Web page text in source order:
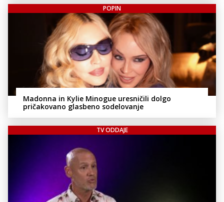
POPIN
Madonna in Kylie Minogue uresničili dolgo
pričakovano glasbeno sodelovanje
TV ODDAJE